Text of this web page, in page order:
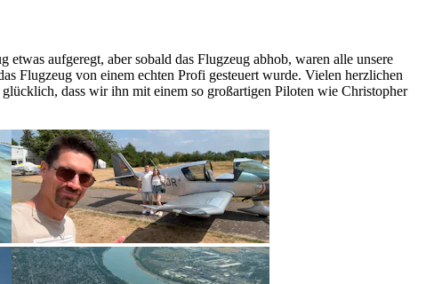
aufgeregt, aber sobald das Flugzeug abhob, waren alle unsere
Flugzeug von einem echten Profi gesteuert wurde. Vielen herzlichen
dass wir ihn mit einem so großartigen Piloten wie Christopher